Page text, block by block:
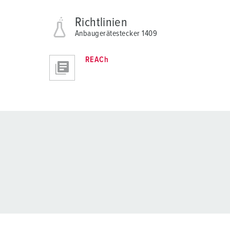
Richtlinien
Anbaugerätestecker 1409
REACh